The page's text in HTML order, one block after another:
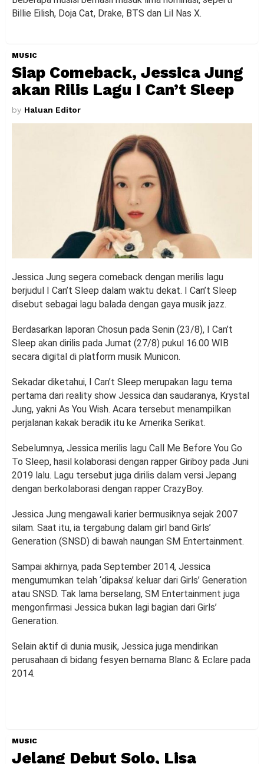
Billie Eilish, Doja Cat, Drake, BTS dan Lil Nas X.
MUSIC
Siap Comeback, Jessica Jung
akan Rilis Lagu I Can’t Sleep
by Haluan Editor
Jessica Jung segera comeback dengan merilis lagu
berjudul I Can’t Sleep dalam waktu dekat. I Can’t Sleep
disebut sebagai lagu balada dengan gaya musik jazz.
Berdasarkan laporan Chosun pada Senin (23/8), I Can’t
Sleep akan dirilis pada Jumat (27/8) pukul 16.00 WIB
secara digital di platform musik Municon.
Sekadar diketahui, I Can’t Sleep merupakan lagu tema
pertama dari reality show Jessica dan saudaranya, Krystal
Jung, yakni As You Wish. Acara tersebut menampilkan
perjalanan kakak beradik itu ke Amerika Serikat.
Sebelumnya, Jessica merilis lagu Call Me Before You Go
To Sleep, hasil kolaborasi dengan rapper Giriboy pada Juni
2019 lalu. Lagu tersebut juga dirilis dalam versi Jepang
dengan berkolaborasi dengan rapper CrazyBoy.
Jessica Jung mengawali karier bermusiknya sejak 2007
silam. Saat itu, ia tergabung dalam girl band Girls’
Generation (SNSD) di bawah naungan SM Entertainment.
Sampai akhirnya, pada September 2014, Jessica
mengumumkan telah ‘dipaksa’ keluar dari Girls’ Generation
atau SNSD. Tak lama berselang, SM Entertainment juga
mengonfirmasi Jessica bukan lagi bagian dari Girls’
Generation.
Selain aktif di dunia musik, Jessica juga mendirikan
perusahaan di bidang fesyen bernama Blanc & Eclare pada
2014.
MUSIC
Jelang Debut Solo, Lisa